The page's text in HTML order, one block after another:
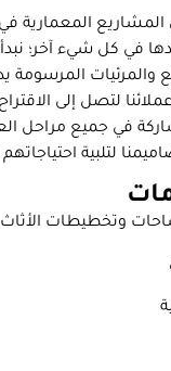
المشاريع المعمارية
في كل شيء آخر؛
والمرئيات المرسومة
لتصل إلى
في جميع مراحل
لتلبية احتياجاتهم
وتخطيطات الأثاث